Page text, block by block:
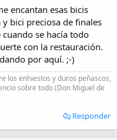
encantan esas bicis
bici preciosa de finales
se hacía todo
con la restauración.
por aquí. ;-)
los enhiestos y duros peñascos,
sobre todo (Don Miguel de
Responder